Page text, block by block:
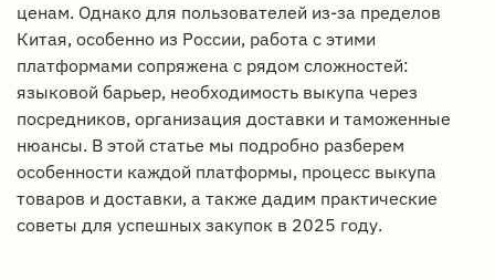
ценам. Однако для пользователей из-за пределов
Китая, особенно из России, работа с этими
платформами сопряжена с рядом сложностей:
языковой барьер, необходимость выкупа через
посредников, организация доставки и таможенные
нюансы. В этой статье мы подробно разберем
особенности каждой платформы, процесс выкупа
товаров и доставки, а также дадим практические
советы для успешных закупок в 2025 году.